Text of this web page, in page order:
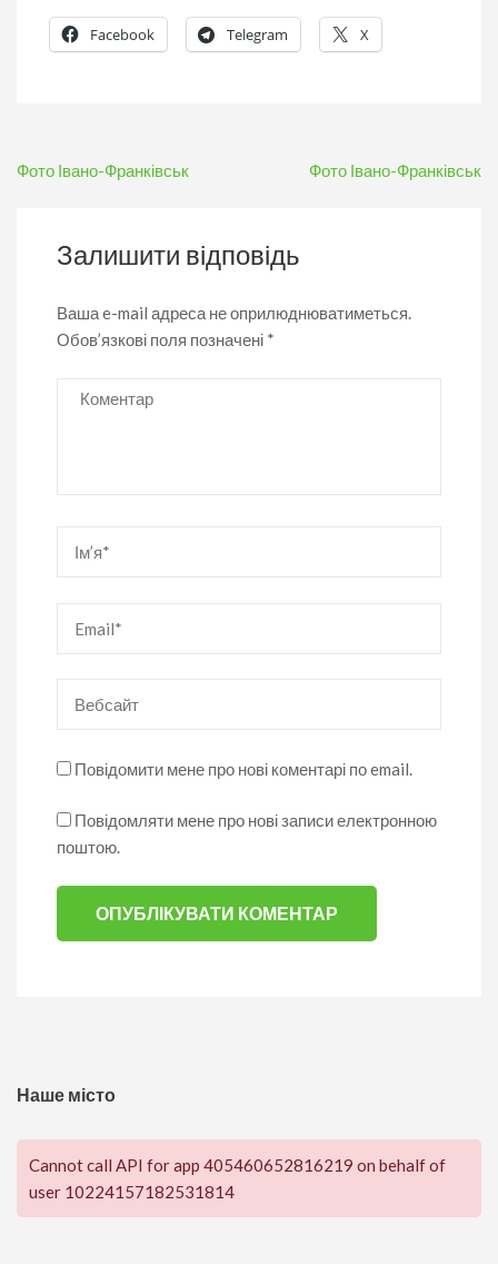
Facebook Telegram X
Навігація
Фото Івано-Франківськ Фото Івано-Франківськ
Залишити відповідь
Ваша e-mail адреса не оприлюднюватиметься.
Обов’язкові поля позначені *
Коментар
Повідомити мене про нові коментарі по email.
Повідомляти мене про нові записи електронною
поштою.
Наше місто
Cannot call API for app 405460652816219 on behalf of
user 10224157182531814